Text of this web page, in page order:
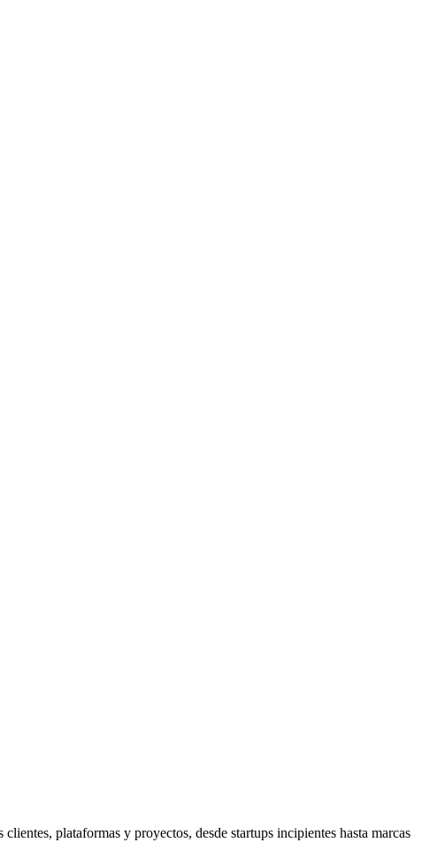
plataformas y proyectos, desde startups incipientes hasta marcas